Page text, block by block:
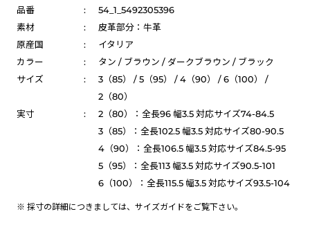
品番 :
54_1_5492305396
素材
:
皮革部分：牛革
原産国
:
イタリア
カラー
:
タン / ブラウン / ダークブラウン / ブラック
サイズ
:
3（85） / 5（95） / 4（90） / 6（100） /
2（80）
実寸
:
2（80）：全長96 幅3.5 対応サイズ74-84.5
3（85）：全長102.5 幅3.5 対応サイズ80-90.5
4（90）：全長106.5 幅3.5 対応サイズ84.5-95
5（95）：全長113 幅3.5 対応サイズ90.5-101
6（100）：全長115.5 幅3.5 対応サイズ93.5-104
※ 採寸の詳細につきましては、 サイズガイドをご覧下さい。